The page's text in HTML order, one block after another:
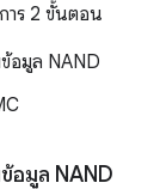
าร 2 ขั้นตอน
อมูล NAND
อมูล NAND